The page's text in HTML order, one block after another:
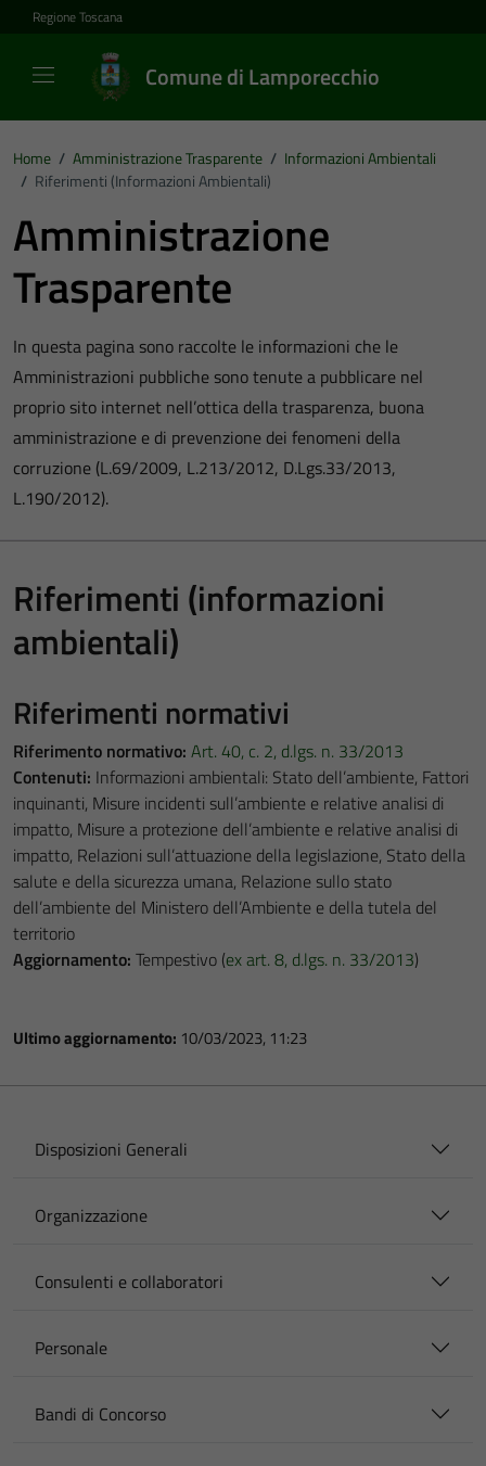
Vai ai contenuti
Vai al footer
Regione Toscana
Comune di Lamporecchio
Home / Amministrazione Trasparente / Informazioni Ambientali
/ Riferimenti (informazioni Ambientali)
Amministrazione
Trasparente
In questa pagina sono raccolte le informazioni che le
Amministrazioni pubbliche sono tenute a pubblicare nel
proprio sito internet nell’ottica della trasparenza, buona
amministrazione e di prevenzione dei fenomeni della
corruzione (L.69/2009, L.213/2012, D.Lgs.33/2013,
L.190/2012).
Riferimenti (informazioni
ambientali)
Riferimenti normativi
Riferimento normativo: Art. 40, c. 2, d.lgs. n. 33/2013
Contenuti: Informazioni ambientali: Stato dell’ambiente, Fattori
inquinanti, Misure incidenti sull’ambiente e relative analisi di
impatto, Misure a protezione dell’ambiente e relative analisi di
impatto, Relazioni sull’attuazione della legislazione, Stato della
salute e della sicurezza umana, Relazione sullo stato
dell’ambiente del Ministero dell’Ambiente e della tutela del
territorio
Aggiornamento: Tempestivo (ex art. 8, d.lgs. n. 33/2013)
Ultimo aggiornamento: 10/03/2023, 11:23
Disposizioni Generali
Organizzazione
Consulenti e collaboratori
Personale
Bandi di Concorso